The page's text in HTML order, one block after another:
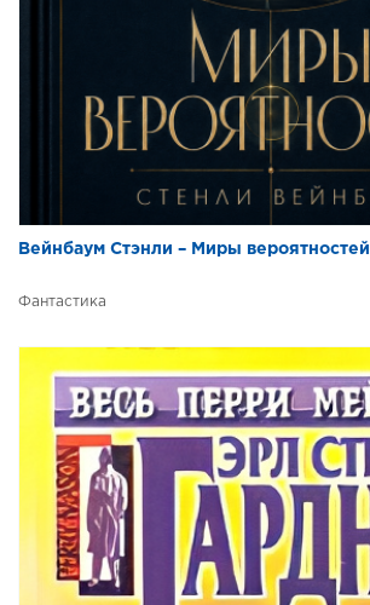
Вейнбаум Стэнли – Миры вероятностей
Фантастика